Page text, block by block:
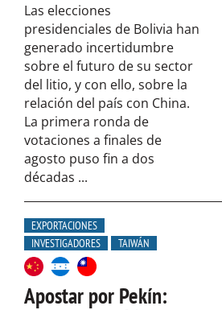
Las elecciones
presidenciales de Bolivia han
generado incertidumbre
sobre el futuro de su sector
del litio, y con ello, sobre la
relación del país con China.
La primera ronda de
votaciones a finales de
agosto puso fin a dos
décadas ...
EXPORTACIONES
INVESTIGADORES
TAIWÁN
Apostar por Pekín: